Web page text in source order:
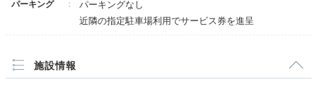
パーキング
パーキングなし
近隣の指定駐車場利用でサービス券を進呈
施設情報